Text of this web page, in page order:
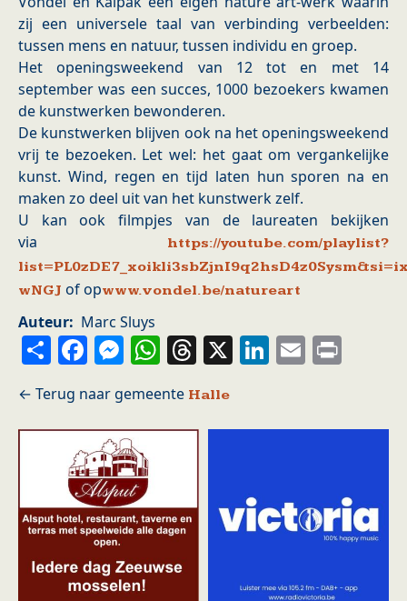
zij een universele taal van verbinding verbeelden:
tussen mens en natuur, tussen individu en groep.
Het openingsweekend van 12 tot en met 14
september was een succes, 1000 bezoekers kwamen
de kunstwerken bewonderen.
De kunstwerken blijven ook na het openingsweekend
vrij te bezoeken. Let wel: het gaat om vergankelijke
kunst. Wind, regen en tijd laten hun sporen na en
maken zo deel uit van het kunstwerk zelf.
U kan ook filmpjes van de laureaten bekijken
via
https://youtube.com/playlist?
wNGJ of opwww.vondel.be/natureart
Auteur Marc Sluys
ShareFacebook
Messenger
WhatsApp
Threads
X LinkedIn
Email
Halle